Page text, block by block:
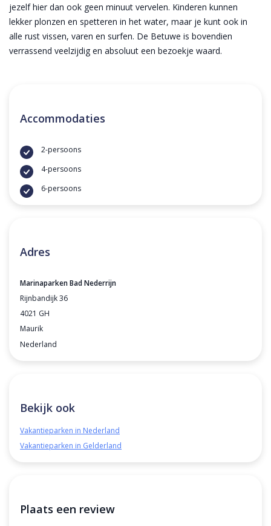
jezelf hier dan ook geen minuut vervelen. Kinderen kunnen
lekker plonzen en spetteren in het water, maar je kunt ook in
alle rust vissen, varen en surfen. De Betuwe is bovendien
verrassend veelzijdig en absoluut een bezoekje waard.
Accommodaties
2-persoons
4-persoons
6-persoons
Adres
Marinaparken Bad Nederrijn
Rijnbandijk 36
4021 GH
Maurik
Nederland
Bekijk ook
Vakantieparken in Nederland
Vakantieparken in Gelderland
Plaats een review